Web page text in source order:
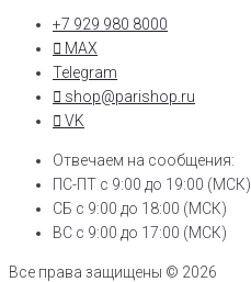
+7 929 980 8000
MAX
Telegram
shop@parishop.ru
VK
Отвечаем на сообщения:
ПС-ПТ с 9:00 до 19:00 (МСК)
СБ с 9:00 до 18:00 (МСК)
ВС с 9:00 до 17:00 (МСК)
Все права защищены © 2026